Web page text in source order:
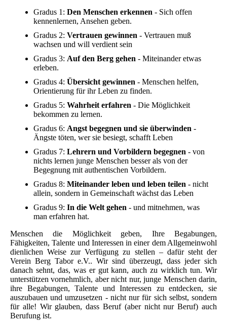
Gradus 1: Den Menschen erkennen - Sich offen
kennenlernen, Ansehen geben.
Gradus 2: Vertrauen gewinnen - Vertrauen muß
wachsen und will verdient sein
Gradus 3: Auf den Berg gehen - Miteinander etwas
erleben.
Gradus 4: Übersicht gewinnen - Menschen helfen,
Orientierung für ihr Leben zu finden.
Gradus 5: Wahrheit erfahren - Die Möglichkeit
bekommen zu lernen.
Gradus 6: Angst begegnen und sie überwinden -
Ängste töten, wer sie besiegt, schafft Leben
Gradus 7: Lehrern und Vorbildern begegnen - von
nichts lernen junge Menschen besser als von der
Begegnung mit authentischen Vorbildern.
Gradus 8: Miteinander leben und leben teilen - nicht
allein, sondern in Gemeinschaft wächst das Leben
Gradus 9: In die Welt gehen - und mitnehmen, was
man erfahren hat.
Menschen die Möglichkeit geben, Ihre Begabungen,
Fähigkeiten, Talente und Interessen in einer dem Allgemeinwohl
dienlichen Weise zur Verfügung zu stellen – dafür steht der
Verein Berg Tabor e.V.. Wir sind überzeugt, dass jeder sich
danach sehnt, das, was er gut kann, auch zu wirklich tun. Wir
unterstützen vornehmlich, aber nicht nur, junge Menschen darin,
ihre Begabungen, Talente und Interessen zu entdecken, sie
auszubauen und umzusetzen - nicht nur für sich selbst, sondern
für alle! Wir glauben, dass Beruf (aber nicht nur Beruf) auch
Berufung ist.